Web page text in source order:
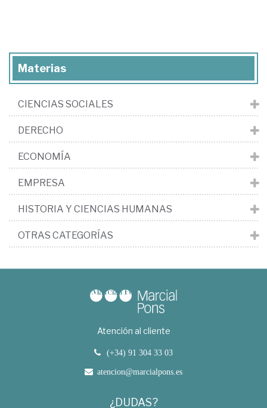
Materias
CIENCIAS SOCIALES
DERECHO
ECONOMÍA
EMPRESA
HISTORIA Y CIENCIAS HUMANAS
OTRAS CATEGORÍAS
Atención al cliente
(+34) 91 304 33 03
atencion@marcialpons.es
¿DUDAS?